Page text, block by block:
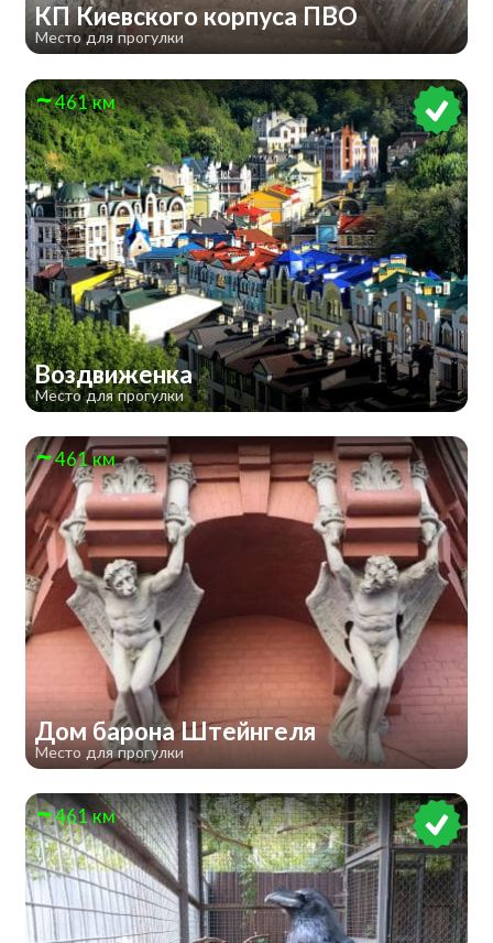
КП Киевского корпуса ПВО
Место для прогулки
461 км
Воздвиженка
Место для прогулки
461 км
Дом барона Штейнгеля
Место для прогулки
461 км